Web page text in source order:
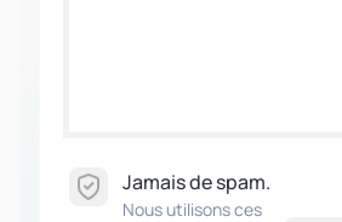
Jamais de spam.
Nous utilisons ces